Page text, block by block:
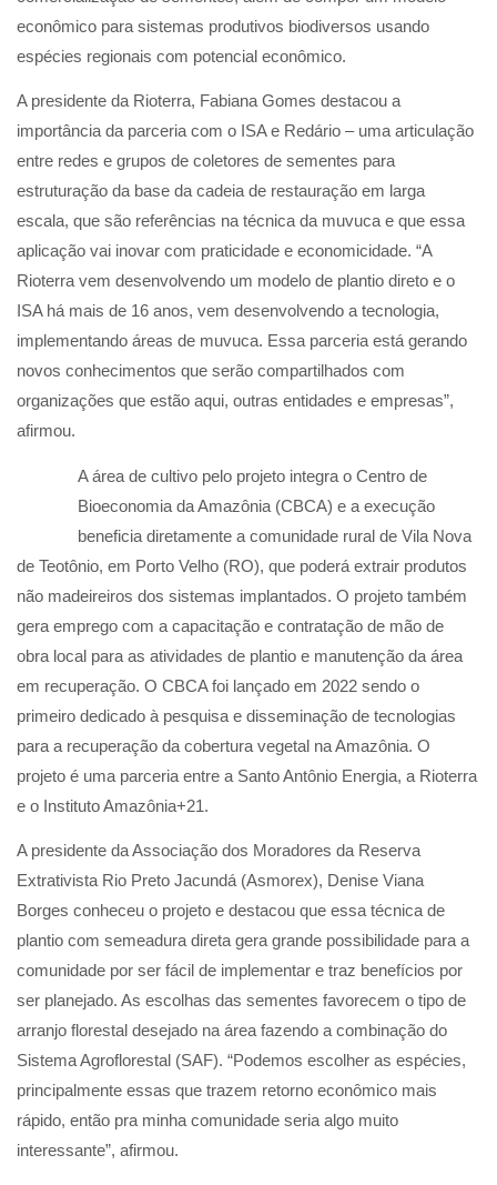
econômico para sistemas produtivos biodiversos usando
espécies regionais com potencial econômico.
A presidente da Rioterra, Fabiana Gomes destacou a
importância da parceria com o ISA e Redário – uma articulação
entre redes e grupos de coletores de sementes para
estruturação da base da cadeia de restauração em larga
escala, que são referências na técnica da muvuca e que essa
aplicação vai inovar com praticidade e economicidade. “A
Rioterra vem desenvolvendo um modelo de plantio direto e o
ISA há mais de 16 anos, vem desenvolvendo a tecnologia,
implementando áreas de muvuca. Essa parceria está gerando
novos conhecimentos que serão compartilhados com
organizações que estão aqui, outras entidades e empresas”,
afirmou.
A área de cultivo pelo projeto integra o Centro de
Bioeconomia da Amazônia (CBCA) e a execução
beneficia diretamente a comunidade rural de Vila Nova
de Teotônio, em Porto Velho (RO), que poderá extrair produtos
não madeireiros dos sistemas implantados. O projeto também
gera emprego com a capacitação e contratação de mão de
obra local para as atividades de plantio e manutenção da área
em recuperação. O CBCA foi lançado em 2022 sendo o
primeiro dedicado à pesquisa e disseminação de tecnologias
para a recuperação da cobertura vegetal na Amazônia. O
projeto é uma parceria entre a Santo Antônio Energia, a Rioterra
e o Instituto Amazônia+21.
A presidente da Associação dos Moradores da Reserva
Extrativista Rio Preto Jacundá (Asmorex), Denise Viana
Borges conheceu o projeto e destacou que essa técnica de
plantio com semeadura direta gera grande possibilidade para a
comunidade por ser fácil de implementar e traz benefícios por
ser planejado. As escolhas das sementes favorecem o tipo de
arranjo florestal desejado na área fazendo a combinação do
Sistema Agroflorestal (SAF). “Podemos escolher as espécies,
principalmente essas que trazem retorno econômico mais
rápido, então pra minha comunidade seria algo muito
interessante”, afirmou.